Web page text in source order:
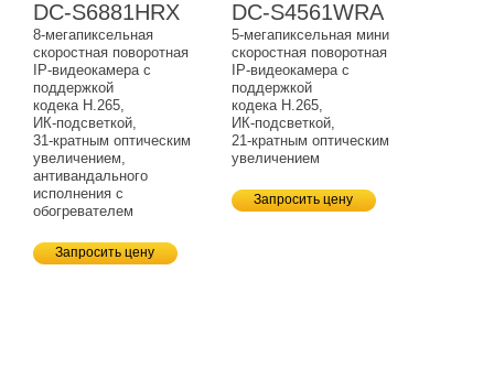
DC-S6881HRX
8-мегапиксельная
скоростная поворотная
IP-видеокамерас
поддержкой
кодека H.265,
ИК-подсветкой,
31-кратным оптическим
увеличением,
антивандального
исполнения с
обогревателем
Запросить цену
DC-S4561WRA
5-мегапиксельная мини
скоростная поворотная
IP-видеокамерас
поддержкой
кодека H.265,
ИК-подсветкой,
21-кратным оптическим
увеличением
Запросить цену